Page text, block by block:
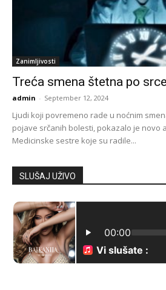
Zanimljivosti
Treća smena štetna po srce
admin - September 12, 2024
Ljudi koji povremeno rade u noćnim
pojave srčanih bolesti, pokazalo je novo
Medicinske sestre koje su radile...
SLUŠAJ UŽIVO